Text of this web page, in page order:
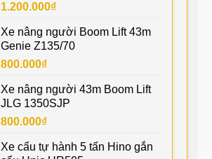
1.200.000₫
Xe nâng người Boom Lift 43m
Genie Z135/70
800.000₫
Xe nâng người 43m Boom Lift
JLG 1350SJP
800.000₫
Xe cẩu tự hành 5 tấn Hino gắn